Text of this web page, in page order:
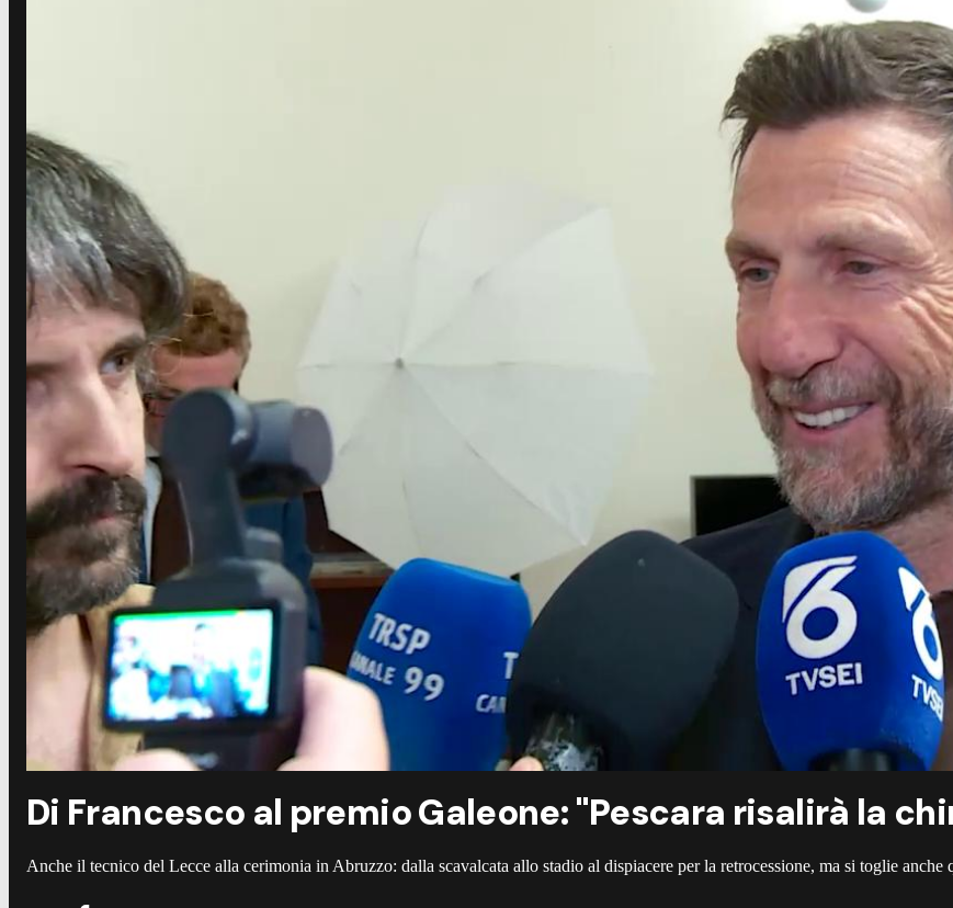
Di Francesco al premio Galeone: "Pescara risalirà la
Anche il tecnico del Lecce alla cerimonia in Abruzzo: dalla scavalcata allo stadio al dispiacere per la retrocessione, ma si toglie anche